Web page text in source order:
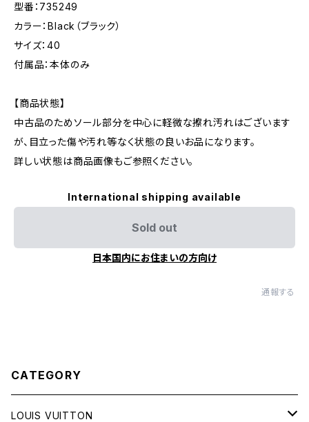
型番：735249
カラー：Black（ブラック）
サイズ：40
付属品：本体のみ
【商品状態】
中古品のためソール部分を中心に軽微な擦れ汚れはございます
が、目立った傷や汚れ等なく状態の良いお品になります。
詳しい状態は商品画像もご参照ください。
International shipping available
Sold out
日本国内にお住まいの方向け
通報する
CATEGORY
LOUIS VUITTON